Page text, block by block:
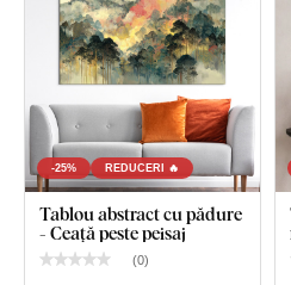
-25% REDUCERI 🔥
Tablou abstract cu pădure
- Ceață peste peisaj
(0)